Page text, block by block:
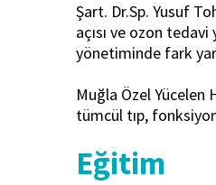
Şart. Dr.Sp. Yusuf
açısı ve ozon
yönetiminde fark
Muğla Özel Yücelen
tümcül tıp,
Eğitim